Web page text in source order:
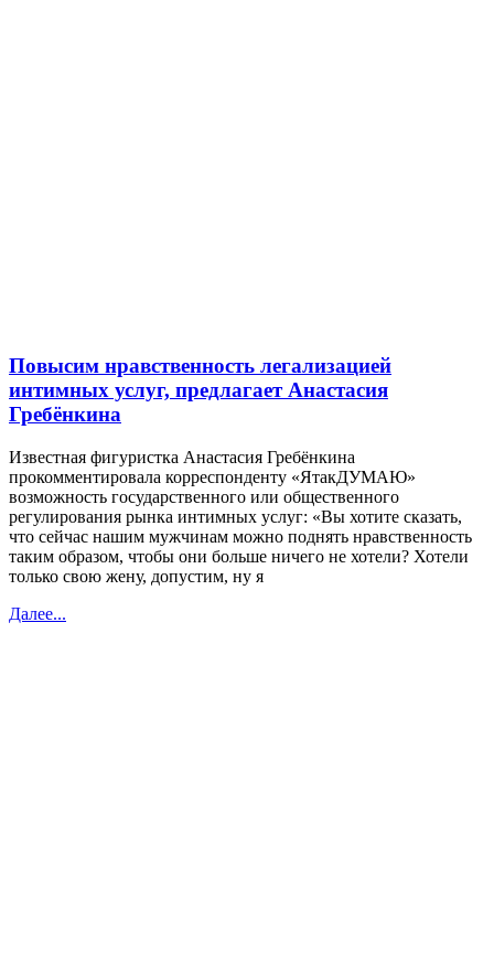
Повысим нравственность легализацией
интимных услуг, предлагает Анастасия
Гребёнкина
Известная фигуристка Анастасия Гребёнкина
прокомментировала корреспонденту «ЯтакДУМАЮ»
возможность государственного или общественного
регулирования рынка интимных услуг: «Вы хотите сказать,
что сейчас нашим мужчинам можно поднять нравственность
таким образом, чтобы они больше ничего не хотели? Хотели
только свою жену, допустим, ну я
Далее...